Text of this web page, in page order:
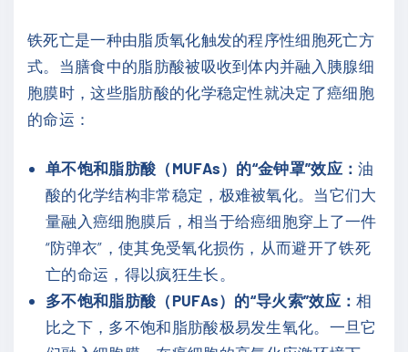
铁死亡是一种由脂质氧化触发的程序性细胞死亡方
式。当膳食中的脂肪酸被吸收到体内并融入胰腺细
胞膜时，这些脂肪酸的化学稳定性就决定了癌细胞
的命运：
单不饱和脂肪酸（MUFAs）的“金钟罩”效应：油
酸的化学结构非常稳定，极难被氧化。当它们大
量融入癌细胞膜后，相当于给癌细胞穿上了一件
“防弹衣”，使其免受氧化损伤，从而避开了铁死
亡的命运，得以疯狂生长。
多不饱和脂肪酸（PUFAs）的“导火索”效应：相
比之下，多不饱和脂肪酸极易发生氧化。一旦它